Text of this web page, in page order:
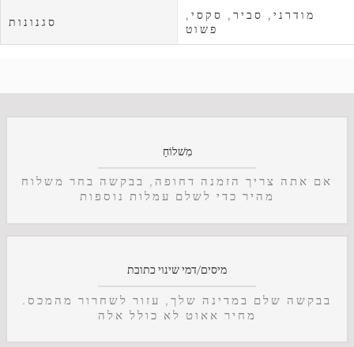
סגנונות
מודרני, סביר, סקסי,
פשוט
מִשׁלוֹחַ
אם אתה צריך הזמנה דחופה, בבקשה בחר משלוח
מהיר כדי לשלם עמלות נוספות
מיסים/דמי שינוי כתובת
בבקשה שלם במדינה שלך, עזור לשחרור מהמכס.
מחיר אאוט לא כולל אלה